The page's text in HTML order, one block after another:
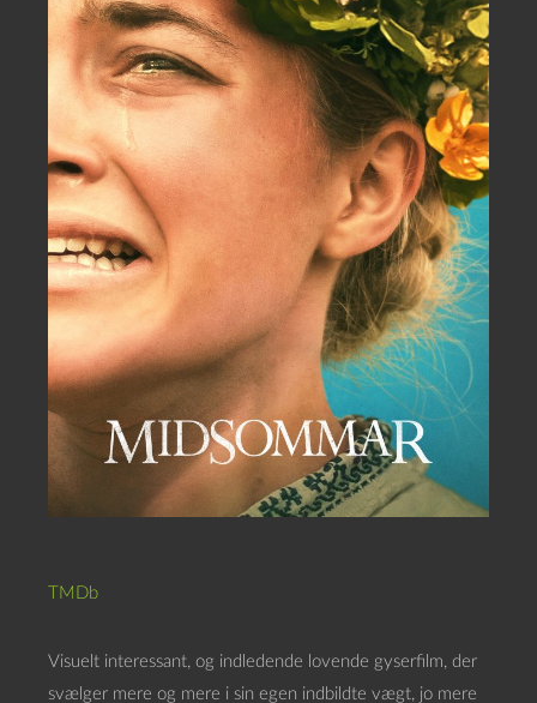
TMDb
Visuelt interessant, og indledende lovende gyserfilm, der
svælger mere og mere i sin egen indbildte vægt, jo mere